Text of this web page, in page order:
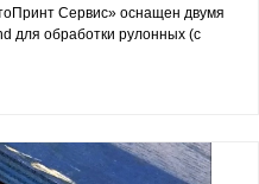
Сервис» оснащен двумя
для обработки рулонных (с